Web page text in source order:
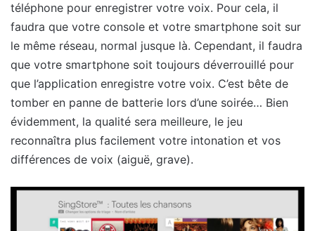
téléphone pour enregistrer votre voix. Pour cela, il
faudra que votre console et votre smartphone soit sur
le même réseau, normal jusque là. Cependant, il faudra
que votre smartphone soit toujours déverrouillé pour
que l’application enregistre votre voix. C’est bête de
tomber en panne de batterie lors d’une soirée… Bien
évidemment, la qualité sera meilleure, le jeu
reconnaîtra plus facilement votre intonation et vos
différences de voix (aiguë, grave).